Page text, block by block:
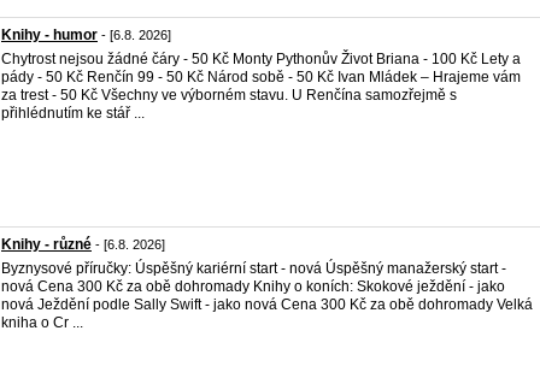
Knihy - humor - [6.8. 2026]
Chytrost nejsou žádné čáry - 50 Kč Monty Pythonův Život Briana - 100 Kč Lety a
pády - 50 Kč Renčín 99 - 50 Kč Národ sobě - 50 Kč Ivan Mládek – Hrajeme vám
za trest - 50 Kč Všechny ve výborném stavu. U Renčína samozřejmě s
přihlédnutím ke stář ...
Knihy - různé - [6.8. 2026]
Byznysové příručky: Úspěšný kariérní start - nová Úspěšný manažerský start -
nová Cena 300 Kč za obě dohromady Knihy o koních: Skokové ježdění - jako
nová Ježdění podle Sally Swift - jako nová Cena 300 Kč za obě dohromady Velká
kniha o Cr ...